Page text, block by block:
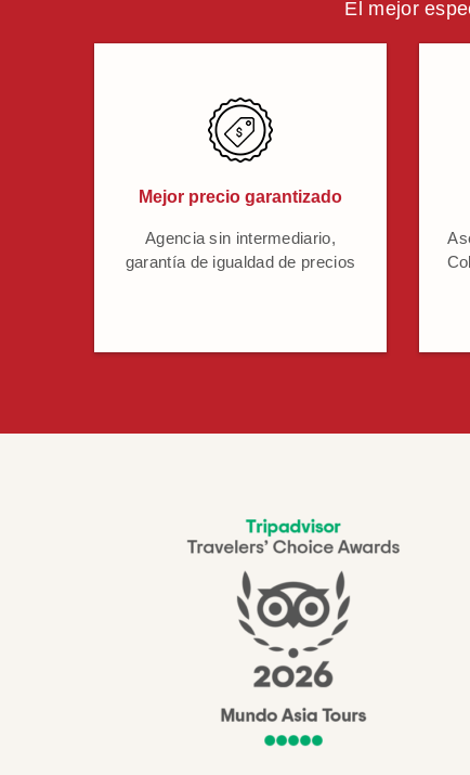
El mejor
Mejor precio garantizado
Agencia sin intermediario,
garantía de igualdad de precios